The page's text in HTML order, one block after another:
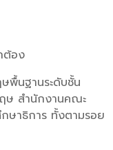
ต้อง
พื้นฐานระดับชั้น
ษ สำนักงานคณะ
ษาธิการ ทั้งตามรอย